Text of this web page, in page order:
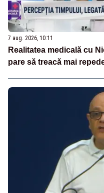
7 aug. 2026, 10:11
Realitatea medicală cu
pare să treacă mai